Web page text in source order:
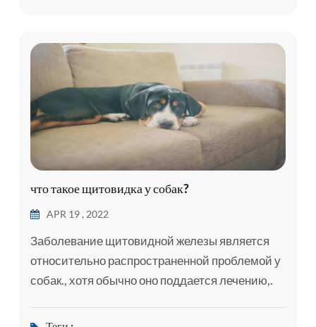
что такое щитовидка у собак?
APR 19 , 2022
Заболевание щитовидной железы является
относительно распространенной проблемой у
собак., хотя обычно оно поддается лечению,.
щитовидной железы у вашей собаки вызывает